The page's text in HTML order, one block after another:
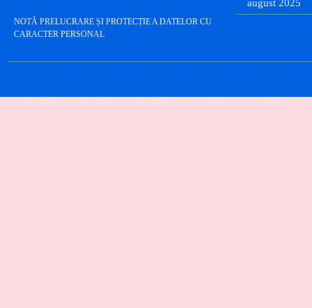
NOTĂ PRELUCRARE ȘI PROTECȚIE A DATELOR CU
CARACTER PERSONAL
august 2025